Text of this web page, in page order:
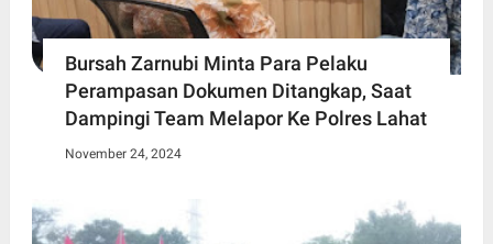
Bursah Zarnubi Minta Para Pelaku
Perampasan Dokumen Ditangkap, Saat
Dampingi Team Melapor Ke Polres Lahat
November 24, 2024